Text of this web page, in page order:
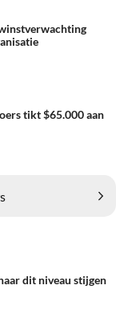
tikt $65.000 aan
dit niveau stijgen